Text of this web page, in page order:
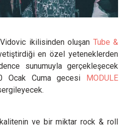
ikilisinden oluşan Tube &
en özel yeteneklerden
sunumuyla gerçekleşecek
Ocak Cuma gecesi MODULE
ve bir miktar rock & roll